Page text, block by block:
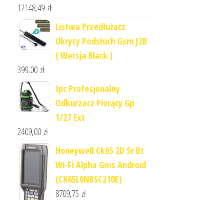
12148,49 zł
Listwa Przedłużacz
Ukryty Podsłuch Gsm J2B
( Wersja Black )
399,00 zł
Ipc Profesjonalny
Odkurzacz Piorący Gp
1/27 Ext
2409,00 zł
Honeywell Ck65 2D Sr Bt
Wi-Fi Alpha Gms Android
(CK65L0NBSC210E)
8709,75 zł